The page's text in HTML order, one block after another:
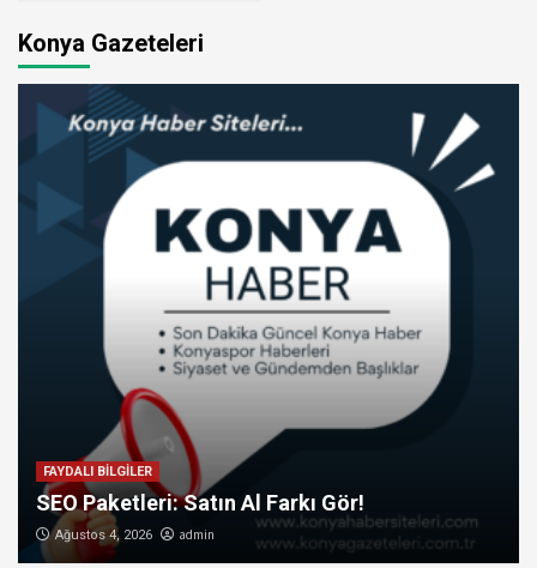
Konya Gazeteleri
FAYDALI BİLGİLER
SEO Paketleri: Satın Al Farkı Gör!
Ağustos 4, 2026 admin